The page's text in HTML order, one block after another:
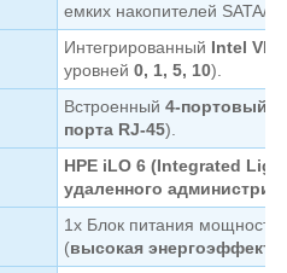
емких накопителей SATA/
Интегрированный Intel
уровней 0, 1, 5, 10).
Встроенный 4-портовый
порта RJ-45).
HPE iLO 6 (Integrated
удаленного
1x Блок питания
(высокая